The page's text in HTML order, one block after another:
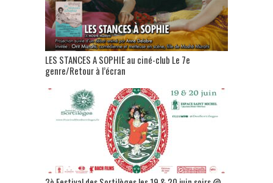
LES STANCES A SOPHIE au ciné-club Le 7e
genre/Retour à l’écran